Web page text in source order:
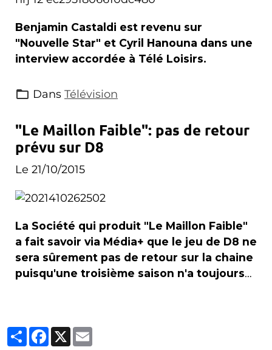
Benjamin Castaldi est revenu sur
"Nouvelle Star" et Cyril Hanouna dans une
interview accordée à Télé Loisirs.
Dans Télévision
"Le Maillon Faible": pas de retour
prévu sur D8
Le 21/10/2015
La Société qui produit "Le Maillon Faible"
a fait savoir via Média+ que le jeu de D8 ne
sera sûrement pas de retour sur la chaine
puisqu'une troisième saison n'a toujours
Partager
Facebook
X